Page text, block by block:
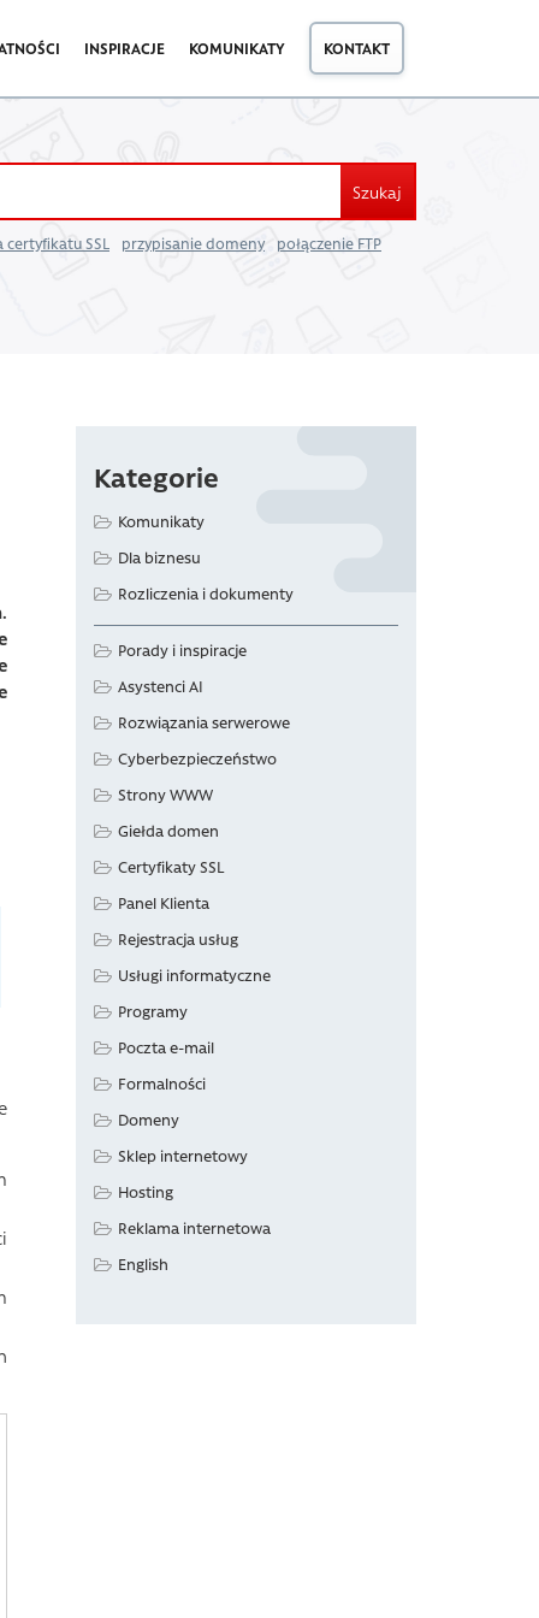
INSPIRACJE KOMUNIKATY KONTAKT
Szukaj
SSL przypisanie domeny połączenie FTP
Kategorie
Komunikaty
Dla biznesu
Rozliczenia i dokumenty
Porady i inspiracje
Asystenci AI
Rozwiązania serwerowe
Cyberbezpieczeństwo
Strony WWW
Giełda domen
Certyfikaty SSL
Panel Klienta
Rejestracja usług
Usługi informatyczne
Programy
Poczta e-mail
Formalności
Domeny
Sklep internetowy
Hosting
Reklama internetowa
English